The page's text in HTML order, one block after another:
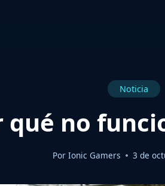
Noticia
qué no
Por Ionic Gamers 3 de